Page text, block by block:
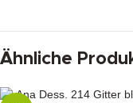
Ähnliche